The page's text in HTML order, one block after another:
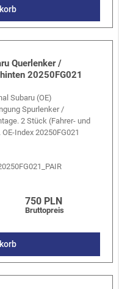
Querlenker /
20250FG021
Subaru (OE)
Spurlenker /
2 Stück (Fahrer- und
Index 20250FG021
750 PLN
Bruttopreis